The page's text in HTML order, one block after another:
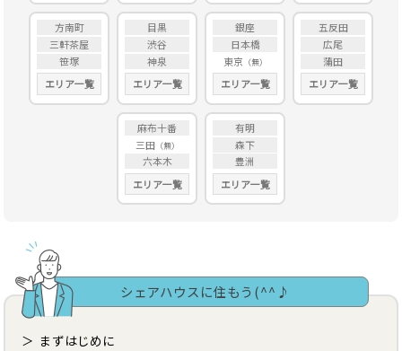
方南町
三軒茶屋
笹塚
エリア一覧
目黒
渋谷
神泉
エリア一覧
銀座
日本橋
東京
エリア一覧
五反田
広尾
蒲田
エリア一覧
麻布十番
三田
六本木
エリア一覧
有明
森下
豊洲
エリア一覧
シェアハウスに住もう(^^♪
まずはじめに